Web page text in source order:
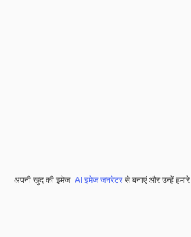
अपनी खुद की इमेज AI इमेज जनरेटरसे बनाएं और उन्हें हमारे